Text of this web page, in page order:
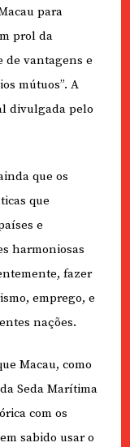
para
prol da
de vantagens e
mútuos”. A
divulgada pelo
que os
que
e
harmoniosas
fazer
emprego, e
nações.
Macau, como
Seda Marítima
com os
sabido usar o